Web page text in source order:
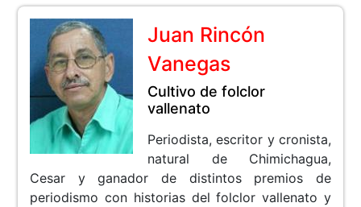
Juan Rincón
Vanegas
Cultivo de folclor
vallenato
Periodista, escritor y cronista,
natural de Chimichagua,
Cesar y ganador de distintos premios de
periodismo con historias del folclor vallenato y